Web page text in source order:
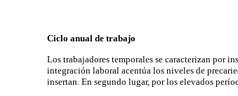
Ciclo anual de trabajo
Los trabajadores temporales se caracterizan por
integración laboral acentúa los niveles de
insertan. En segundo lugar, por los elevados